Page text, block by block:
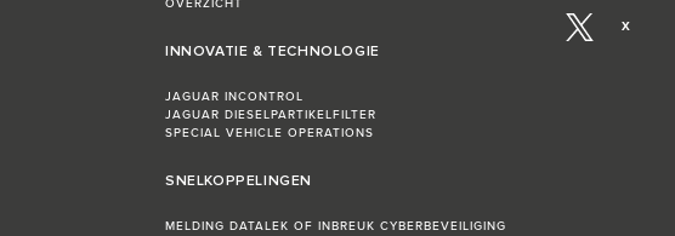
OVERZICHT
INNOVATIE & TECHNOLOGIE
JAGUAR INCONTROL
JAGUAR DIESELPARTIKELFILTER
SPECIAL VEHICLE OPERATIONS
SNELKOPPELINGEN
MELDING DATALEK OF INBREUK CYBERBEVEILIGING
X